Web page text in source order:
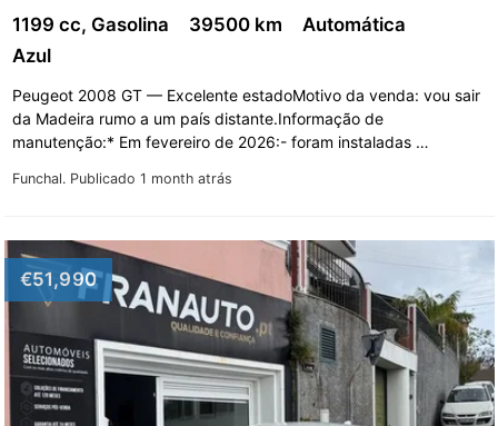
Funchal. Publicado 1 month atrás
1199 cc, Gasolina 39500 km
Automática
Azul
Peugeot 2008 GT — Excelente estadoMotivo da venda: vou sair
da Madeira rumo a um país distante.Informação de
manutenção:* Em fevereiro de 2026:- foram instaladas …
€51,990